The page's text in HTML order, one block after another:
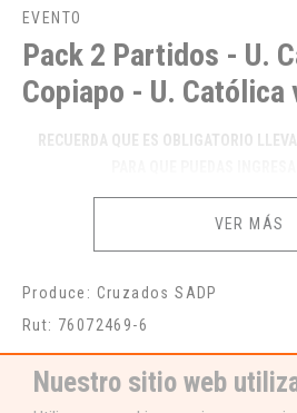
EVENTO
Pack 2 Partidos - U.
Copiapo - U. Católica
RECUERDA QUE ES OBLIGATORIO
y U. Española, ambos a disputarse
VER MÁS
Produce: Cruzados SADP
Rut: 76072469-6
Nuestro sitio web